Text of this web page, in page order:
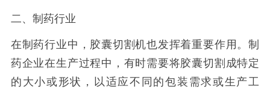
二、制药行业
在制药行业中，胶囊切割机也发挥着重要作用。制
药企业在生产过程中，有时需要将胶囊切割成特定
的大小或形状，以适应不同的包装需求或生产工